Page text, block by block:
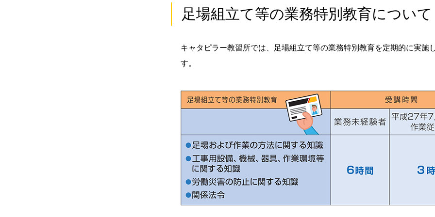
足場組立て等の業務特別教育について
キャタピラー教習所では、足場組立て等の業務特別教育を定期的に実施
す。